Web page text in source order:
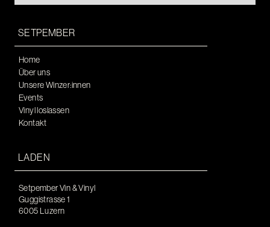
SETPEMBER
Home
Über uns
Unsere Winzer:innen
Events
Vinyl loslassen
Kontakt
LADEN
Setpember Vin & Vinyl
Guggistrasse 1
6005 Luzern